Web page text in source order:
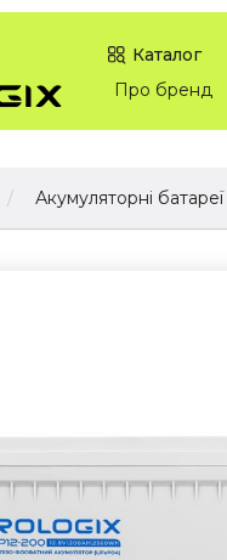
Каталог
Про бренд
Акумуляторні батареї